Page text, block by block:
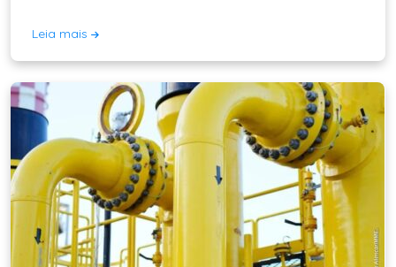
Leia mais